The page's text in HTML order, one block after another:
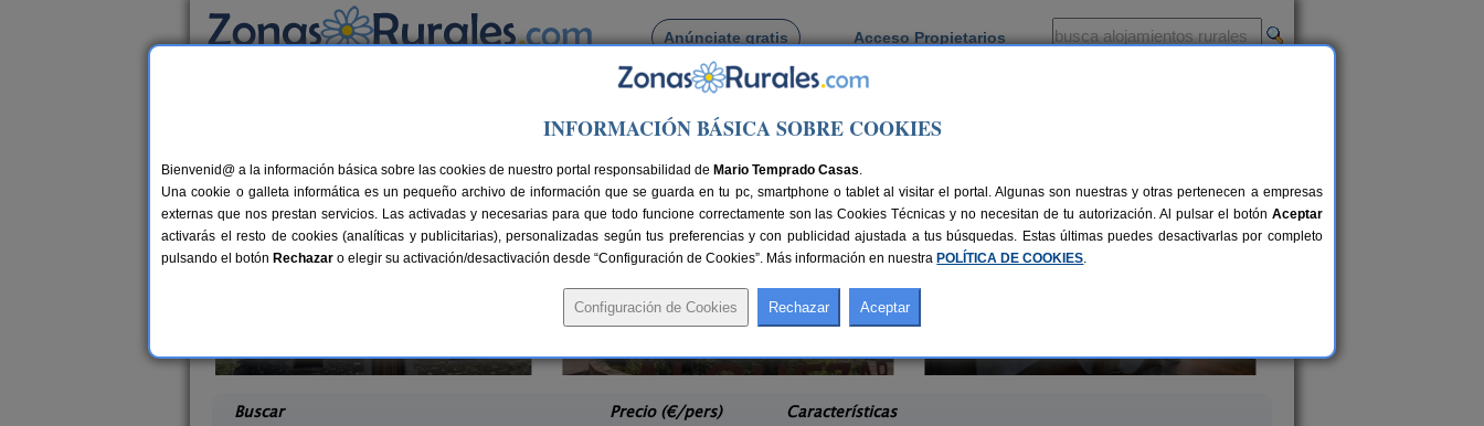
Anúnciate gratis Acceso Propietarios
Busca por pueblo
Casas Rurales cerca de Martes
40 €
Casas Rurales Ordesa
Buscar Precio (€/pers) Características
INFORMACIÓN BÁSICA SOBRE COOKIES
Bienvenid@ a la información básica sobre las cookies de nuestro portal responsabilidad de Mario Temprado Casas.
Una cookie o galleta informática es un pequeño archivo de información que se guarda en tu pc, smartphone o tablet al visitar el portal. Algunas son nuestras y otras pertenecen a empresas
externas que nos prestan servicios. Las activadas y necesarias para que todo funcione correctamente son las Cookies Técnicas y no necesitan de tu autorización. Al pulsar el botón Aceptar
activarás el resto de cookies (analíticas y publicitarias), personalizadas según tus preferencias y con publicidad ajustada a tus búsquedas. Estas últimas puedes desactivarlas por completo
pulsando el botón Rechazar o elegir su activación/desactivación desde “Configuración de Cookies”. Más información en nuestra POLÍTICA DE COOKIES.